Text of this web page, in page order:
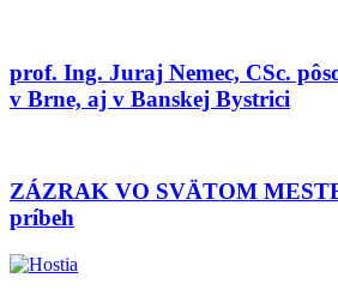
prof. Ing. Juraj Nemec, CSc.
v Brne, aj v Banskej Bystrici
ZÁZRAK VO SVÄTOM
príbeh